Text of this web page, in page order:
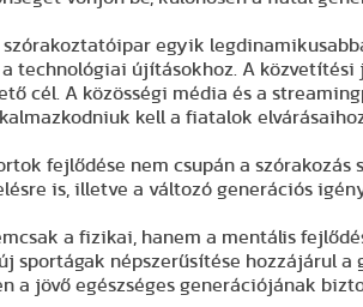
egyik
technológiai újításokhoz. A
cél. A közösségi média és a
kell a fiatalok
fejlődése nem csupán a
is, illetve a változó generációs
a fizikai, hanem a mentális
sportágak népszerűsítése hozzájárul
a jövő egészséges generációjának